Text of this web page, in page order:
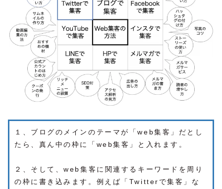
１、ブログのメインのテーマが「web集客」だとし
たら、真ん中の枠に「web集客」と入れます。
２、そして、web集客に関連するキーワードを周り
の枠に書き込みます。例えば「Twitterで集客」な